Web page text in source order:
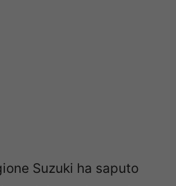
Suzuki ha saputo